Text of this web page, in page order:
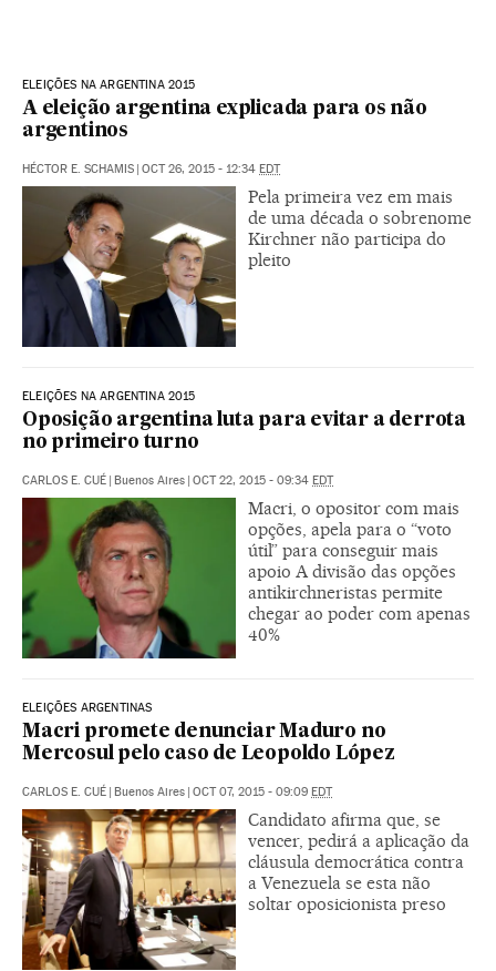
ELEIÇÕES NA ARGENTINA 2015
A eleição argentina explicada para os não
argentinos
HÉCTOR E. SCHAMIS | OCT 26, 2015 - 12:34 EDT
Pela primeira vez em mais
de uma década o sobrenome
Kirchner não participa do
pleito
ELEIÇÕES NA ARGENTINA 2015
Oposição argentina luta para evitar a derrota
no primeiro turno
CARLOS E. CUÉ | Buenos Aires | OCT 22, 2015 - 09:34 EDT
Macri, o opositor com mais
opções, apela para o “voto
útil” para conseguir mais
apoio A divisão das opções
antikirchneristas permite
chegar ao poder com apenas
40%
ELEIÇÕES ARGENTINAS
Macri promete denunciar Maduro no
Mercosul pelo caso de Leopoldo López
CARLOS E. CUÉ | Buenos Aires | OCT 07, 2015 - 09:09 EDT
Candidato afirma que, se
vencer, pedirá a aplicação da
cláusula democrática contra
a Venezuela se esta não
soltar oposicionista preso